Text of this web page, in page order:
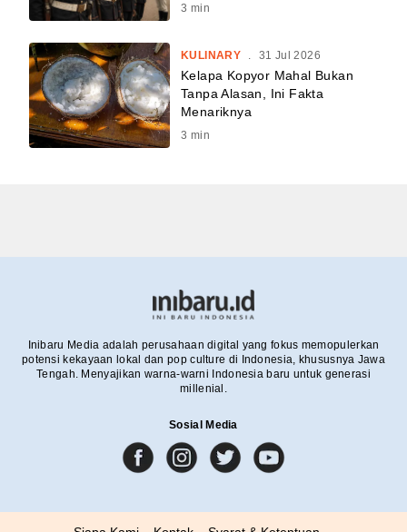
3 min
KULINARY 31 Jul 2026
Kelapa Kopyor Mahal Bukan
Tanpa Alasan, Ini Fakta
Menariknya
3 min
Inibaru Media adalah perusahaan digital yang fokus memopulerkan
potensi kekayaan lokal dan pop culture di Indonesia, khususnya Jawa
Tengah. Menyajikan warna-warni Indonesia baru untuk generasi
millenial.
Sosial Media